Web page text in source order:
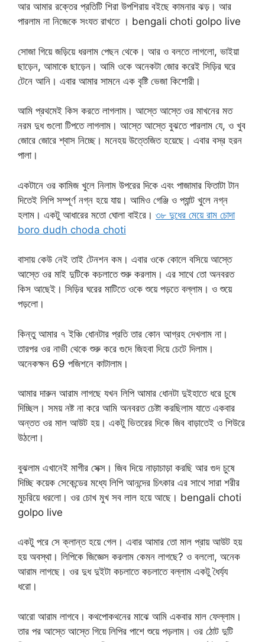
আর আমার রক্তের প্রতিটি শিরা উপশিরায় বইছে কামনার ঝড়। আর
পারলাম না নিজেকে সংযত রাখতে । bengali choti golpo live
সোজা গিয়ে জড়িয়ে ধরলাম পেছন থেকে। আর ও বলতে লাগলো, ভাইয়া
ছাড়েন, আমাকে ছাড়েন। আমি ওকে অনেকটা জোর করেই সিড়ির ঘরে
টেনে আনি। এবার আমার সামনে এক বৃষ্টি ভেজা কিশোরী।
আমি প্রথমেই কিস করতে লাগলাম। আস্তে আস্তে ওর মাখনের মত
নরম দুধ গুলো টিপতে লাগলাম। আস্তে আস্তে বুঝতে পারলাম যে, ও খুব
জোরে জোরে শ্বাস নিচ্ছে। মনেহয় উত্তেজিত হয়েছে। এবার বস্র হরন
পালা।
একটানে ওর কামিজ খুলে নিলাম উপরের দিকে এবং পাজামার ফিতাটা টান
দিতেই লিপি সম্পূর্ণ নগ্ন হয়ে যায়। আমিও গেঞ্জি ও প্যান্ট খুলে নগ্ন
হলাম। একটু আধারের মতো ঘোলা বাইরে। ৩৮ দুধের মেয়ে রাম চোদা
boro dudh choda choti
বাসায় কেউ নেই তাই টেনশন কম। এবার ওকে কোলে বসিয়ে আস্তে
আস্তে ওর মাই দুটিকে কচলাতে শুরু করলাম। এর সাথে তো অনবরত
কিস আছেই। সিড়ির ঘরের মাটিতে ওকে শুয়ে পড়তে বল্লাম। ও শুয়ে
পড়লো।
কিন্তু আমার ৭ ইঞ্চি ধোনটার প্রতি তার কোন আগ্রহ দেখলাম না।
তারপর ওর নাভী থেকে শুরু করে গুদে জিহবা দিয়ে চেটে দিলাম।
অনেকক্ষন 69 পজিশনে কাটালাম।
আমার দারুন আরাম লাগছে যখন লিপি আমার ধোনটা দুইহাতে ধরে চুষে
দিচ্ছিল। সময় নষ্ট না করে আমি অনবরত চেষ্টা করছিলাম যাতে একবার
অন্তত ওর মাল আউট হয়। একটু ভিতরের দিকে জিব বাড়াতেই ও শিউরে
উঠলো।
বুঝলাম এখানেই মাগীর সেক্স। জিব দিয়ে নাড়াচাড়া করছি আর গুদ চুষে
দিচ্ছি কয়েক সেকেন্ডের মধ্যে লিপি আনন্দের চিৎকার এর সাথে সারা শরীর
মুচরিয়ে ধরলো। ওর চোখ মুখ সব লাল হয়ে আছে। bengali choti
golpo live
একটু পরে সে ক্লান্ত হয়ে গেল। এবার আমার তো মাল প্রায় আউট হয়
হয় অবস্থা। লিপিকে জিজ্ঞেস করলাম কেমন লাগছে? ও বললো, অনেক
আরাম লাগছে। ওর দুধ দুইটা কচলাতে কচলাতে বল্লাম একটু ধৈর্য্য
ধরো।
আরো আরাম লাগবে। কথপোকথনের মাঝে আমি একবার মাল ফেল্লাম।
তার পর আস্তে আস্তে গিয়ে লিপির পাশে শুয়ে পড়লাম। ওর ঠোট দুটি